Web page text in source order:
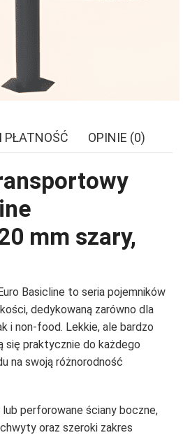
PŁATNOŚĆ OPINIE (0)
mm szary,
Basicline to seria pojemników
dedykowaną zarówno dla
i non-food. Lekkie, ale bardzo
się praktycznie do każdego
na swoją różnorodność
lub perforowane ściany boczne,
oraz szeroki zakres